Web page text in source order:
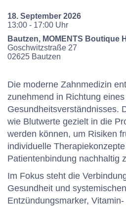
18. September 2026
13:00 - 17:00 Uhr
Bautzen, MOMENTS Boutique
Goschwitzstraße 27
02625 Bautzen
Die moderne Zahnmedizin
zunehmend in Richtung
Gesundheitsverständnisses.
wie Blutwerte gezielt in die
werden können, um Risiken
individuelle
Patientenbindung nachhaltig
Im Fokus steht die
Gesundheit und
Entzündungsmarker,